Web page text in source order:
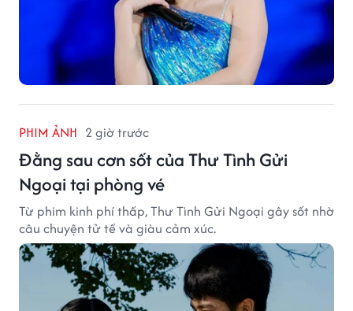
PHIM ẢNH 2 giờ trước
Đằng sau cơn sốt của Thư Tình Gửi
Ngoại tại phòng vé
Từ phim kinh phí thấp, Thư Tình Gửi Ngoại gây sốt nhờ
câu chuyện tử tế và giàu cảm xúc.